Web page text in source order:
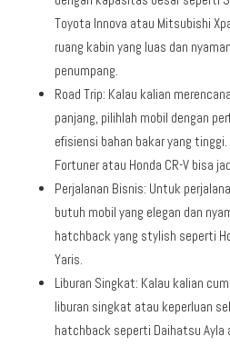
Toyota Innova atau Mitsubishi
ruang kabin yang luas dan
penumpang.
Road Trip: Kalau kalian
panjang, pilihlah mobil dengan
efisiensi bahan bakar yang
Fortuner atau Honda CR-V bisa
Perjalanan Bisnis: Untuk
butuh mobil yang elegan dan
hatchback yang stylish seperti
Yaris.
Liburan Singkat: Kalau kalian
liburan singkat atau keperluan
hatchback seperti Daihatsu Ayla